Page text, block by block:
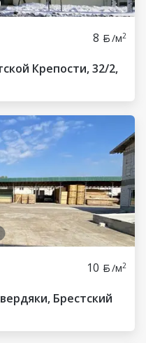
8 /м2
Крепости, 32/2,
10 /м2
Брестский